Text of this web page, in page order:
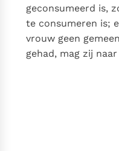
geconsumeerd is,
te consumeren is;
vrouw geen
gehad, mag zij